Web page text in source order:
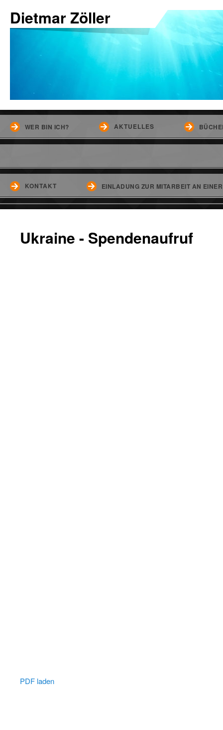
Dietmar Zöller
WER BIN ICH? AKTUELLES
KONTAKT EINLADUNG ZUR MITARBEIT AN
Ukraine - Spendenaufruf
PDF laden